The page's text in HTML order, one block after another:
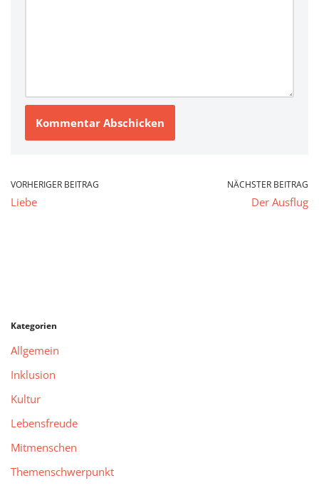
VORHERIGER BEITRAG
Liebe
NÄCHSTER BEITRAG
Der Ausflug
Kategorien
Allgemein
Inklusion
Kultur
Lebensfreude
Mitmenschen
Themenschwerpunkt